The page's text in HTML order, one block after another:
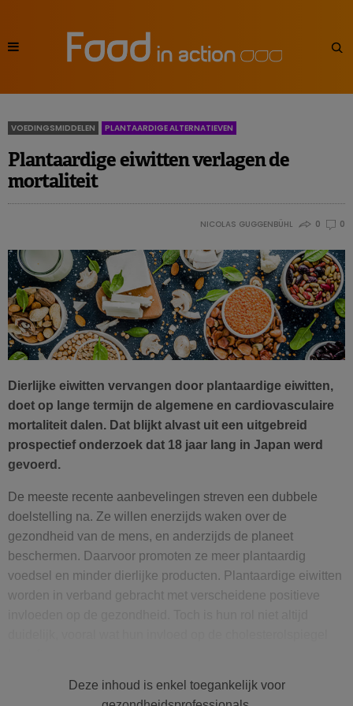
VOEDINGSMIDDELEN PLANTAARDIGE ALTERNATIEVEN
Plantaardige eiwitten verlagen de
mortaliteit
NICOLAS GUGGENBÜHL 0 0
Dierlijke eiwitten vervangen door plantaardige eiwitten,
doet op lange termijn de algemene en cardiovasculaire
mortaliteit dalen. Dat blijkt alvast uit een uitgebreid
prospectief onderzoek dat 18 jaar lang in Japan werd
gevoerd.
De meeste recente aanbevelingen streven een dubbele
doelstelling na. Ze willen enerzijds waken over de
gezondheid van de mens, en anderzijds de planeet
beschermen. Daarvoor promoten ze meer plantaardig
voedsel en minder dierlijke producten. Plantaardige eiwitten
worden in verband gebracht met verscheidene positieve
Een literatuurstudie uit 2017 bracht een lager LDL-
Deze inhoud is enkel toegankelijk voor